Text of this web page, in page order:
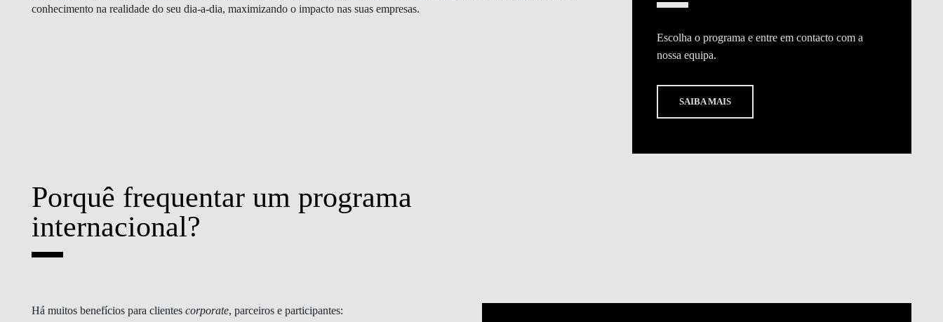
conhecimento na realidade do seu dia-a-dia, maximizando o impacto nas suas empresas.
Escolha o programa e entre em contacto com a
nossa equipa.
SAIBA MAIS
Porquê frequentar um programa
internacional?
Há muitos benefícios para clientes corporate, parceiros e participantes: